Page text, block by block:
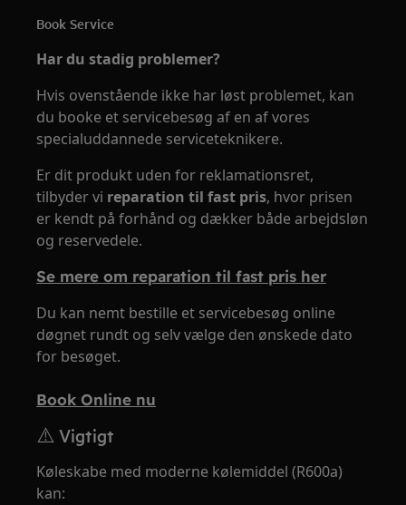
Book Service
Har du stadig problemer?
Hvis ovenstående ikke har løst problemet, kan
du booke et servicebesøg af en af vores
specialuddannede serviceteknikere.
Er dit produkt uden for reklamationsret,
tilbyder vi reparation til fast pris, hvor prisen
er kendt på forhånd og dækker både arbejdsløn
og reservedele.
Se mere om reparation til fast pris her
Du kan nemt bestille et servicebesøg online
døgnet rundt og selv vælge den ønskede dato
for besøget.
Book Online nu
⚠️ Vigtigt
Køleskabe med moderne kølemiddel (R600a)
kan: